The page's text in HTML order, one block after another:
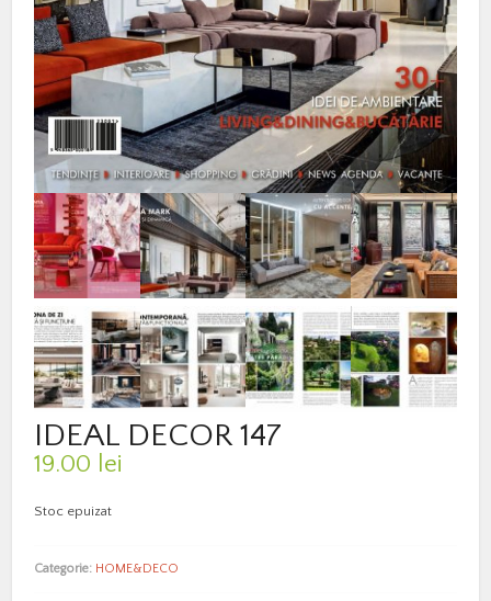
IDEAL DECOR 147
19.00 lei
Stoc epuizat
Categorie: HOME&DECO